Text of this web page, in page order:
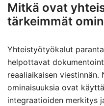
Mitkä ovat
tärkeimmät
Yhteistyötyökalut
helpottavat
reaaliaikaisen viestinnän.
ominaisuuksia ovat
integraatioiden merkitys